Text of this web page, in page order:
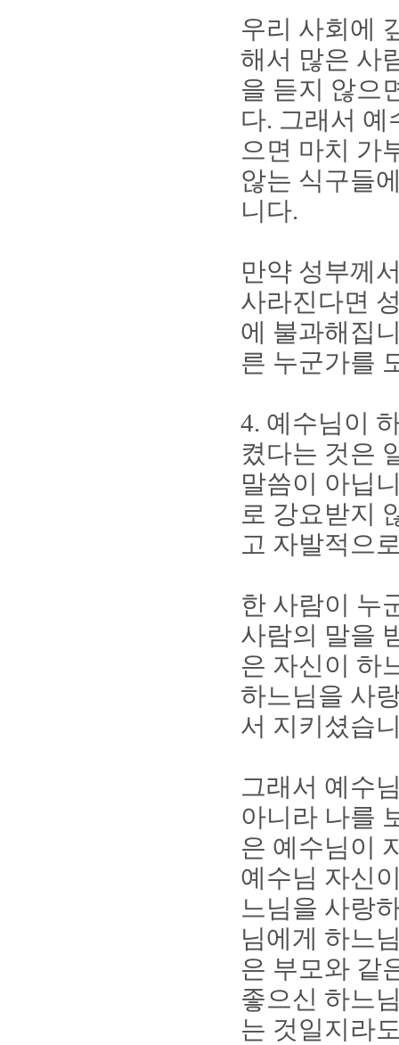
우리 사회에
해서 많은 사
을 듣지 않으
다. 그래서 예
으면 마치 가
않는 식구들
니다.
만약 성부께
사라진다면
에 불과해집
른 누군가를
4. 예수님이
켰다는 것은
말씀이 아닙
로 강요받지
고 자발적으
한 사람이 누
사람의 말을
은 자신이 하
하느님을 사
서 지키셨습
그래서 예수
아니라 나를
은 예수님이
예수님 자신
느님을 사랑
님에게 하느
은 부모와 같
좋으신 하느
는 것일지라